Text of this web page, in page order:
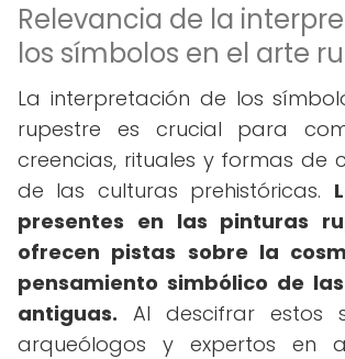
Relevancia de la
los símbolos en el arte
La interpretación de los
rupestre es crucial para
creencias, rituales y formas de
de las culturas prehistóricas.
presentes en las pinturas
ofrecen pistas sobre la
pensamiento simbólico de
antiguas. Al descifrar estos
arqueólogos y expertos en